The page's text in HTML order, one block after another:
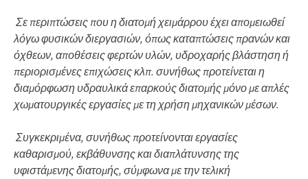
Σε περιπτώσεις που η διατομή χειμάρρου έχει απομειωθεί
λόγω φυσικών διεργασιών, όπως καταπτώσεις πρανών και
όχθεων, αποθέσεις φερτών υλών, υδροχαρής βλάστηση ή
περιορισμένες επιχώσεις κλπ. συνήθως προτείνεται η
διαμόρφωση υδραυλικά επαρκούς διατομής μόνο με απλές
χωματουργικές εργασίες με τη χρήση μηχανικών μέσων.
Συγκεκριμένα, συνήθως προτείνονται εργασίες
καθαρισμού, εκβάθυνσης και διαπλάτυνσης της
υφιστάμενης διατομής, σύμφωνα με την τελική